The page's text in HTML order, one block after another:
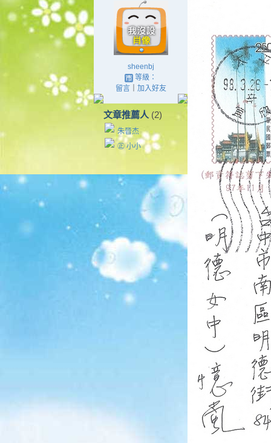
sheenbj
等級：
留言｜ 加入好友
文章推薦人 (2)
朱晉杰
㊣ 小小